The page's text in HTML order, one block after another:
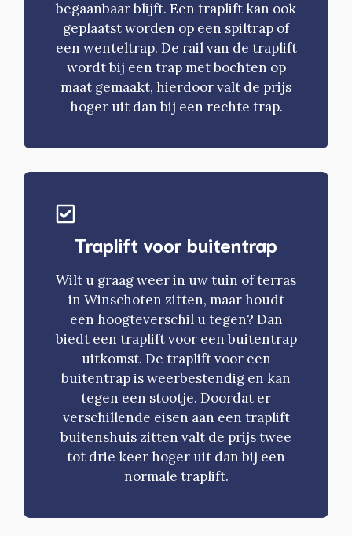
begaanbaar blijft. Een traplift kan ook
geplaatst worden op een spiltrap of
een wenteltrap. De rail van de traplift
wordt bij een trap met bochten op
maat gemaakt, hierdoor valt de prijs
hoger uit dan bij een rechte trap.
Traplift voor buitentrap
Wilt u graag weer in uw tuin of terras
in Winschoten zitten, maar houdt
een hoogteverschil u tegen? Dan
biedt een traplift voor een buitentrap
uitkomst. De traplift voor een
buitentrap is weerbestendig en kan
tegen een stootje. Doordat er
verschillende eisen aan een traplift
buitenshuis zitten valt de prijs twee
tot drie keer hoger uit dan bij een
normale traplift.